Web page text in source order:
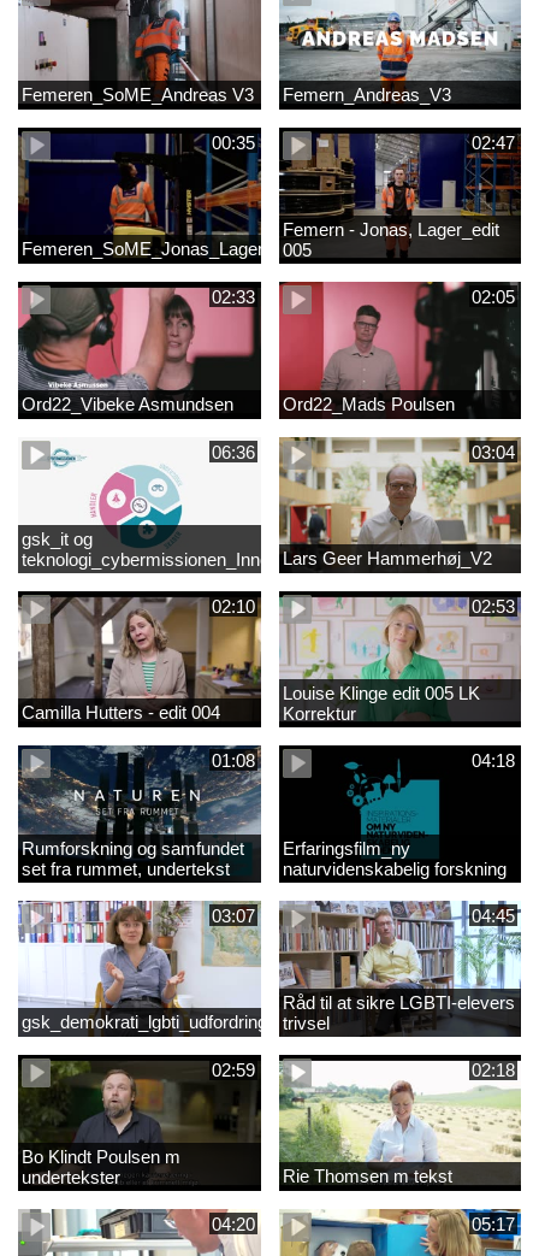
Femeren_SoME_Andreas V3 Femern_Andreas_V3
00:35
Femeren_SoME_Jonas_Lager
02:47
Femern - Jonas, Lager_edit
005
02:33
Ord22_Vibeke Asmundsen
02:05
Ord22_Mads Poulsen
06:36
gsk_it og
teknologi_cybermissionen_Innovationscirklen
03:04
Lars Geer Hammerhøj_V2
02:10
Camilla Hutters - edit 004
02:53
Louise Klinge edit 005 LK
Korrektur
01:08
Rumforskning og samfundet
set fra rummet, undertekst
04:18
Erfaringsfilm_ny
naturvidenskabelig forskning
03:07
gsk_demokrati_lgbti_udfordringer
04:45
Råd til at sikre LGBTI-elevers
trivsel
02:59
Bo Klindt Poulsen m
undertekster
02:18
Rie Thomsen m tekst
04:20 05:17